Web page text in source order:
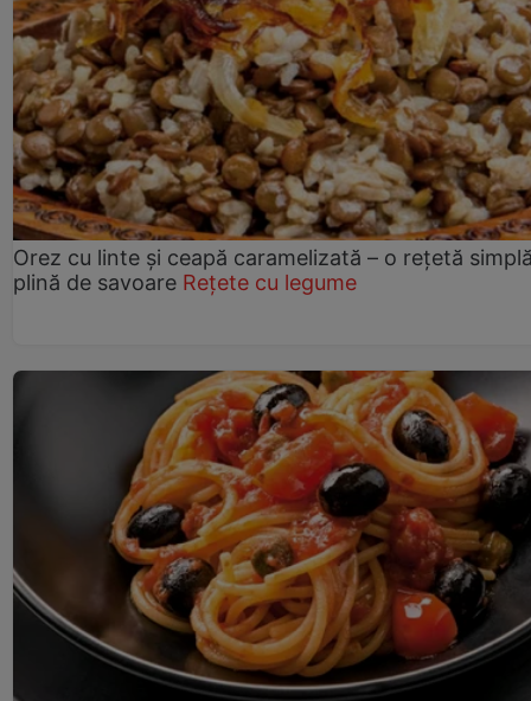
Orez cu linte și ceapă caramelizată – o rețetă
plină de savoare Rețete cu legume